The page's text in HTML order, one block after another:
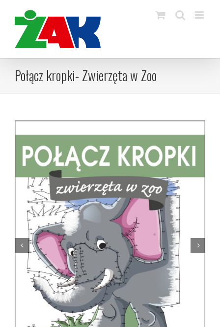
content
Połącz kropki- Zwierzęta w Zoo
 